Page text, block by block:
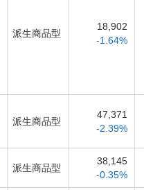
派生商品型
18,902
-1.64%
派生商品型
47,371
-2.39%
派生商品型
38,145
-0.35%